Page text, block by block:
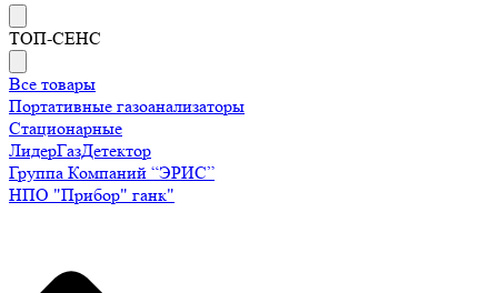
ТОП-СЕНС
Все товары
Портативные газоанализаторы
Стационарные
ЛидерГазДетектор
Группа Компаний “ЭРИС”
НПО "Прибор" ганк"